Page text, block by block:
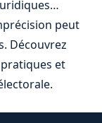
peut
Découvrez
et